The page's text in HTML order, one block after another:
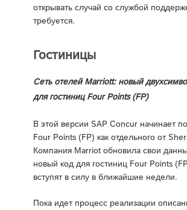
открывать случай со службой
требуется.
Гостиницы
Сеть отелей Marriott: новый
для гостиниц Four Points (FP)
В этой версии SAP Concur начинает
Four Points (FP) как отдельного от
Компания Marriot обновила свои
новый код для гостиниц Four Points
вступят в силу в ближайшие недели.
Пока идет процесс реализации